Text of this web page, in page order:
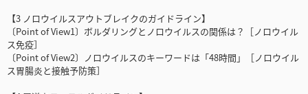
【3 ノロウイルスアウトブレイクのガイドライン】
〔Point of View1〕ボルダリングとノロウイルスの関係は？［ノロウイル
ス免疫］
〔Point of View2〕ノロウイルスのキーワードは「48時間」［ノロウイル
ス胃腸炎と接触予防策］